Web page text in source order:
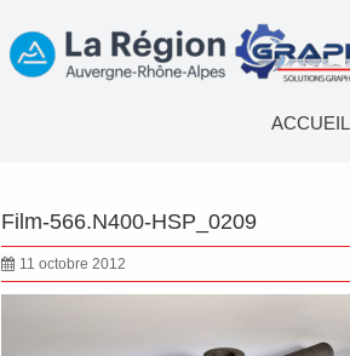
ACCUEIL
Film-566.N400-HSP_0209
11 octobre 2012